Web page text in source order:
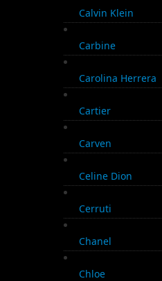
Calvin Klein
Carbine
Carolina Herrera
Cartier
Carven
Celine Dion
Cerruti
Chanel
Chloe